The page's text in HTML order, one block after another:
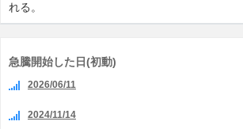
れる。
急騰開始した日(初動)
2026/06/11
2024/11/14